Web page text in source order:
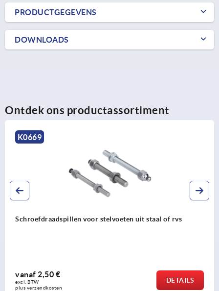
PRODUCTGEGEVENS
DOWNLOADS
Ontdek ons productassortiment
K0669
Schroefdraadspillen voor stelvoeten uit staal of rvs
vanaf 2,50 €
excl. BTW
plus verzendkosten
DETAILS